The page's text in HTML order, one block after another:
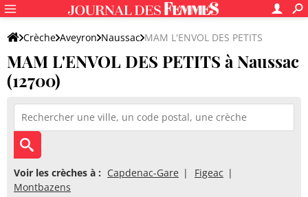
Crèche Aveyron Naussac MAM L'ENVOL DES PETITS
MAM L'ENVOL DES PETITS à Naussac
(12700)
Voir les crèches à : Capdenac-Gare
Figeac
Montbazens